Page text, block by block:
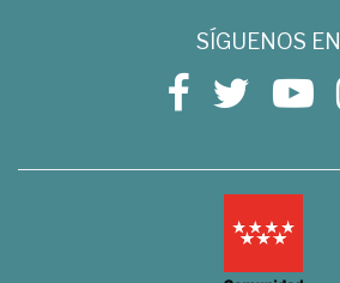
SÍGUENOS EN